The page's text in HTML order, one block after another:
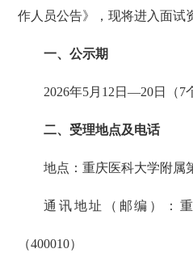
作人员公告》，现将进入面试
一、公示期
2026年5月12日—20日（7
二、受理地点及电话
地点：重庆医科大学附属
通讯地址（邮编）：
（400010）